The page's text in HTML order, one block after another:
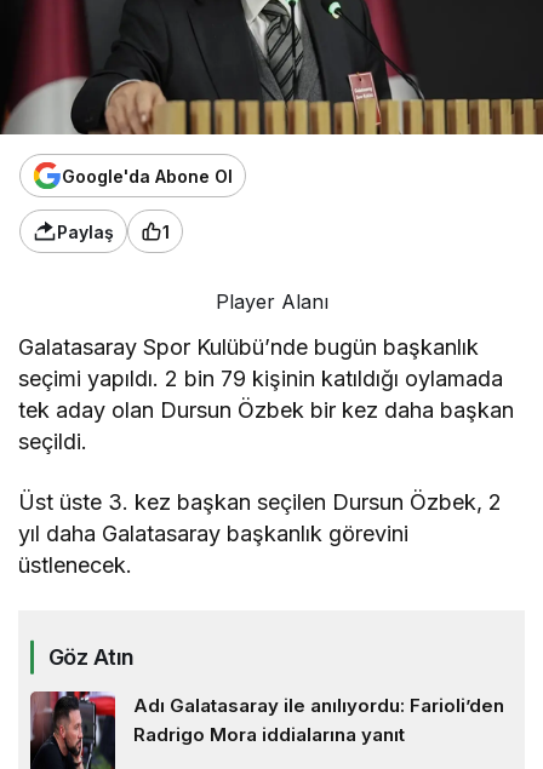
Google'da Abone Ol
Paylaş 1
Player Alanı
Galatasaray Spor Kulübü’nde bugün başkanlık
seçimi yapıldı. 2 bin 79 kişinin katıldığı oylamada
tek aday olan Dursun Özbek bir kez daha başkan
seçildi.
Üst üste 3. kez başkan seçilen Dursun Özbek, 2
yıl daha Galatasaray başkanlık görevini
üstlenecek.
Göz Atın
Adı Galatasaray ile anılıyordu: Farioli’den
Radrigo Mora iddialarına yanıt